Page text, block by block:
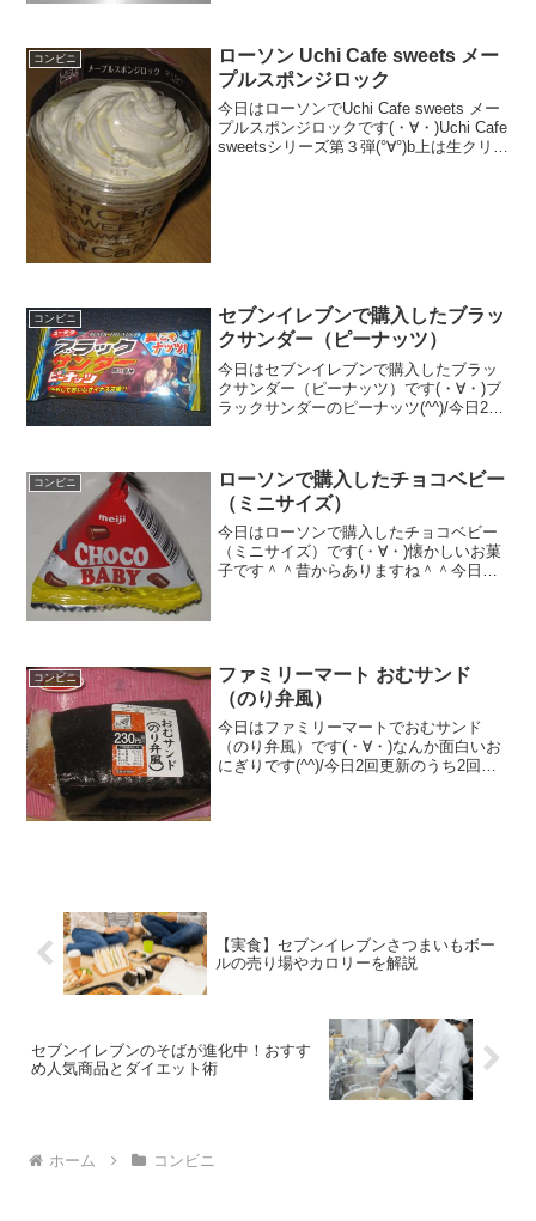
コンビニ
ローソン Uchi Cafe sweets メー
プルスポンジロック
今日はローソンでUchi Cafe sweets メー
プルスポンジロックです(・∀・)Uchi Cafe
sweetsシリーズ第３弾(°∀°)b上は生クリー
コンビニ
セブンイレブンで購入したブラッ
クサンダー（ピーナッツ）
今日はセブンイレブンで購入したブラッ
クサンダー（ピーナッツ）です(・∀・)ブ
ラックサンダーのピーナッツ(^^)/今日2回
★★★☆☆...
コンビニ
ローソンで購入したチョコベビー
（ミニサイズ）
今日はローソンで購入したチョコベビー
（ミニサイズ）です(・∀・)懐かしいお菓
子です＾＾昔からありますね＾＾今日は2
コンビニ
ファミリーマート おむサンド
（のり弁風）
今日はファミリーマートでおむサンド
（のり弁風）です(・∀・)なんか面白いお
にぎりです(^^)/今日2回更新のうち2回目
【実食】セブンイレブンさつまいもボー
ルの売り場やカロリーを解説
セブンイレブンのそばが進化中！おすす
め人気商品とダイエット術
ホーム コンビニ